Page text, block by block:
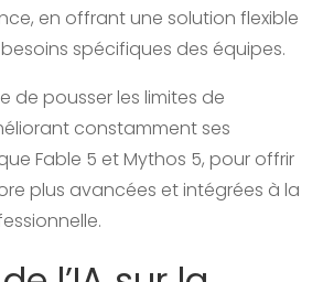
en offrant une solution flexible
spécifiques des équipes.
de pousser les limites de
constamment ses
Fable 5 et Mythos 5, pour offrir
plus avancées et intégrées à la